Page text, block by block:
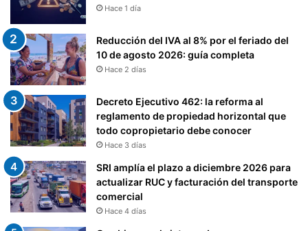
Hace 1 día
Reducción del IVA al 8% por el feriado del
10 de agosto 2026: guía completa
Hace 2 días
Decreto Ejecutivo 462: la reforma al
reglamento de propiedad horizontal que
todo copropietario debe conocer
Hace 3 días
SRI amplía el plazo a diciembre 2026 para
actualizar RUC y facturación del transporte
comercial
Hace 4 días